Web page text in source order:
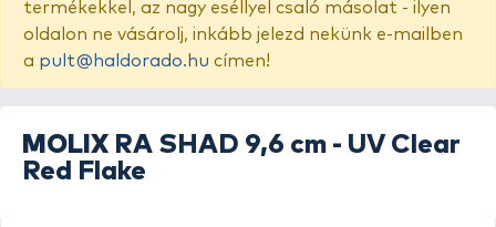
termékekkel, az nagy eséllyel csaló másolat - ilyen
oldalon ne vásárolj, inkább jelezd nekünk e-mailben
a pult@haldorado.hu címen!
MOLIX RA SHAD 9,6 cm - UV Clear
Red Flake